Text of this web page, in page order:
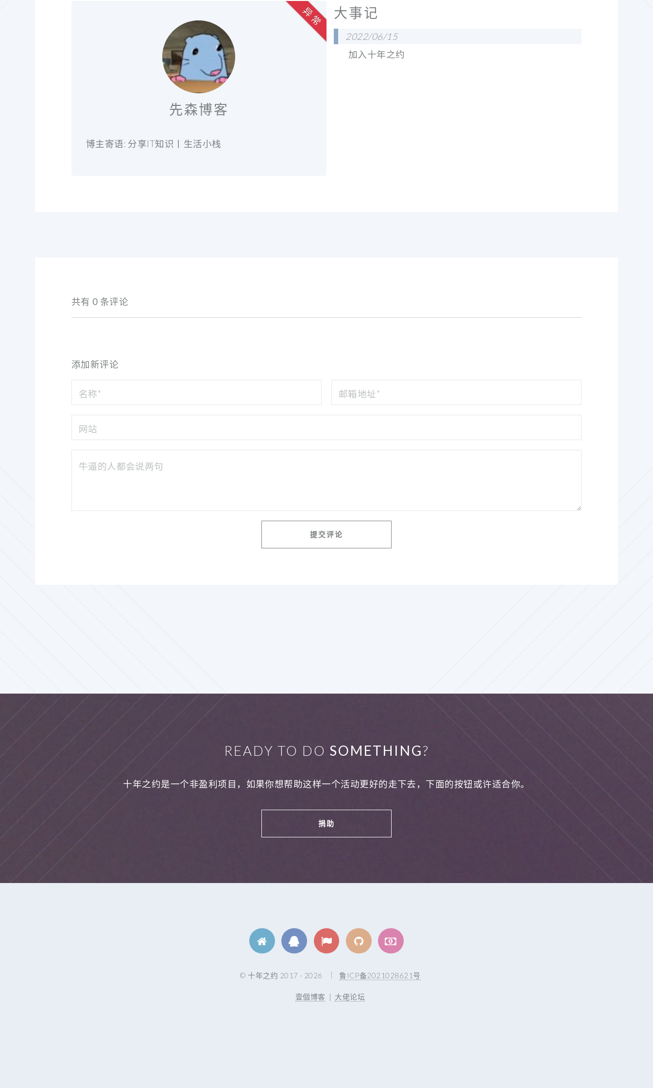
先森博客
博主寄语: 分享IT知识丨生活小栈
异 常 大事记
2022/06/15
加入十年之约
共有 0 条评论
添加新评论
READY TO DO SOMETHING?
十年之约是一个非盈利项目，如果你想帮助这样一个活动更好的走下去，下面的按钮或许适合你。
捐助
© 十年之约 2017 - 2026 鲁ICP备2021028621号
壹個博客 | 大佬论坛